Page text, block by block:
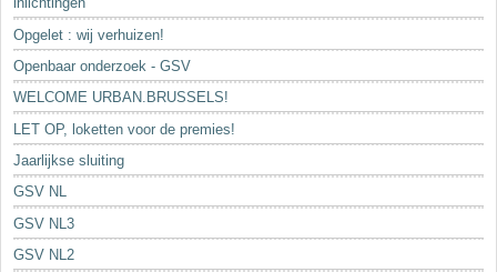
Opgelet : wij verhuizen!
Openbaar onderzoek - GSV
WELCOME URBAN.BRUSSELS!
LET OP, loketten voor de premies!
Jaarlijkse sluiting
GSV NL
GSV NL3
GSV NL2